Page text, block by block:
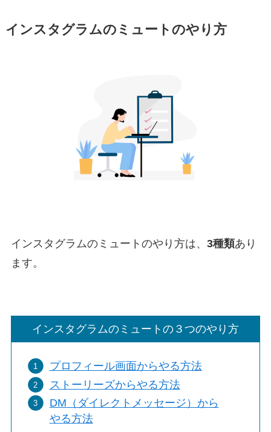
インスタグラムのミュートのやり方
インスタグラムのミュートのやり方は、 3種類あり
ます。
インスタグラムのミュートの３つのやり方
プロフィール画面からやる方法
ストーリーズからやる方法
DM（ダイレクトメッセージ）から
やる方法